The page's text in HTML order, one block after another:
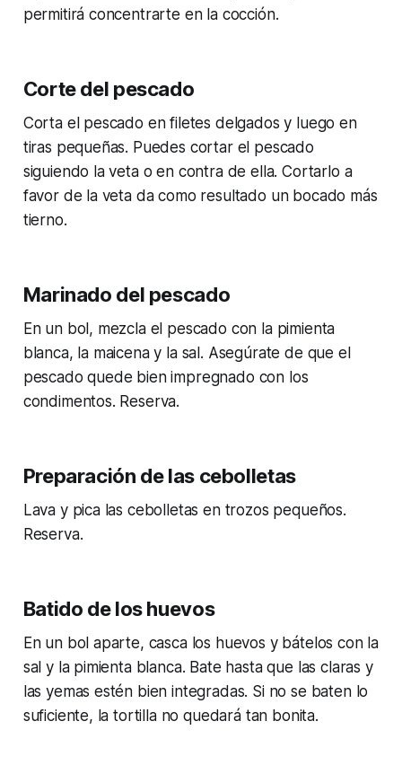
permitirá concentrarte en la cocción.
Corte del pescado
Corta el pescado en filetes delgados y luego en
tiras pequeñas. Puedes cortar el pescado
siguiendo la veta o en contra de ella. Cortarlo a
favor de la veta da como resultado un bocado más
tierno.
Marinado del pescado
En un bol, mezcla el pescado con la pimienta
blanca, la maicena y la sal. Asegúrate de que el
pescado quede bien impregnado con los
condimentos. Reserva.
Preparación de las cebolletas
Lava y pica las cebolletas en trozos pequeños.
Reserva.
Batido de los huevos
En un bol aparte, casca los huevos y bátelos con la
sal y la pimienta blanca. Bate hasta que las claras y
las yemas estén bien integradas. Si no se baten lo
suficiente, la tortilla no quedará tan bonita.